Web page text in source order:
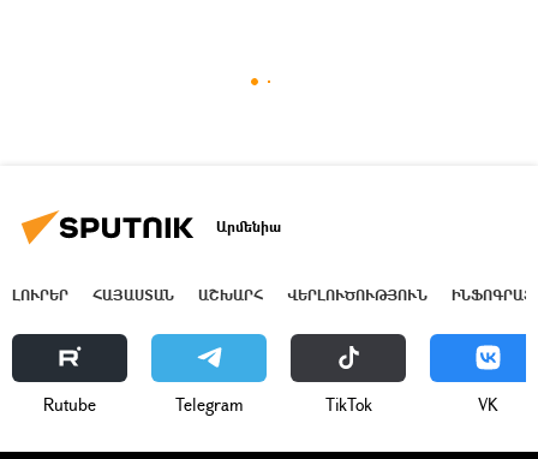
Արմենիա
ԼՈՒՐԵՐ ՀԱՅԱՍՏԱՆ ԱՇԽԱՐՀ ՎԵՐԼՈՒԾՈՒԹՅՈՒՆ
Rutube Telegram ТikТоk VK